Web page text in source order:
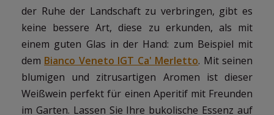
der Ruhe der Landschaft zu verbringen, gibt es
keine bessere Art, diese zu erkunden, als mit
einem guten Glas in der Hand: zum Beispiel mit
dem Bianco Veneto IGT Ca' Merletto. Mit seinen
blumigen und zitrusartigen Aromen ist dieser
Weißwein perfekt für einen Aperitif mit Freunden
im Garten. Lassen Sie Ihre bukolische Essenz auf